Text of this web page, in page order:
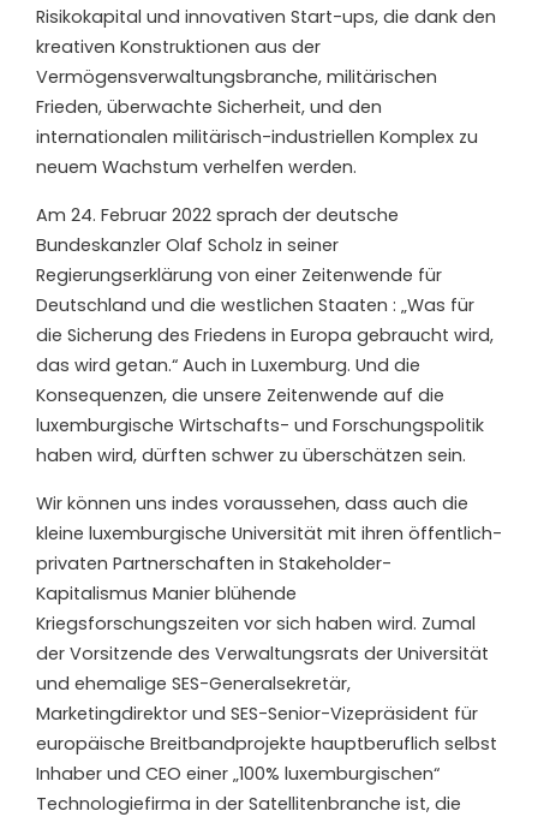
Risikokapital und innovativen Start-ups, die dank den
kreativen Konstruktionen aus der
Vermögensverwaltungsbranche, militärischen
Frieden, überwachte Sicherheit, und den
internationalen militärisch-industriellen Komplex zu
neuem Wachstum verhelfen werden.
Am 24. Februar 2022 sprach der deutsche
Bundeskanzler Olaf Scholz in seiner
Regierungserklärung von einer Zeitenwende für
Deutschland und die westlichen Staaten : „Was für
die Sicherung des Friedens in Europa gebraucht wird,
das wird getan.“ Auch in Luxemburg. Und die
Konsequenzen, die unsere Zeitenwende auf die
luxemburgische Wirtschafts- und Forschungspolitik
haben wird, dürften schwer zu überschätzen sein.
Wir können uns indes voraussehen, dass auch die
kleine luxemburgische Universität mit ihren öffentlich-
privaten Partnerschaften in Stakeholder-
Kapitalismus Manier blühende
Kriegsforschungszeiten vor sich haben wird. Zumal
der Vorsitzende des Verwaltungsrats der Universität
und ehemalige SES-Generalsekretär,
Marketingdirektor und SES-Senior-Vizepräsident für
europäische Breitbandprojekte hauptberuflich selbst
Inhaber und CEO einer „100% luxemburgischen“
Technologiefirma in der Satellitenbranche ist, die